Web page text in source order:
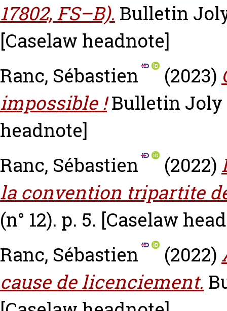
17802, FS–B). Bulletin
[Caselaw headnote]
Ranc, Sébastien
(2023)
impossible ! Bulletin Joly
headnote]
Ranc, Sébastien
(2022)
la convention tripartite
(n° 12). p. 5. [Caselaw
Ranc, Sébastien
(2022)
cause de licenciement.